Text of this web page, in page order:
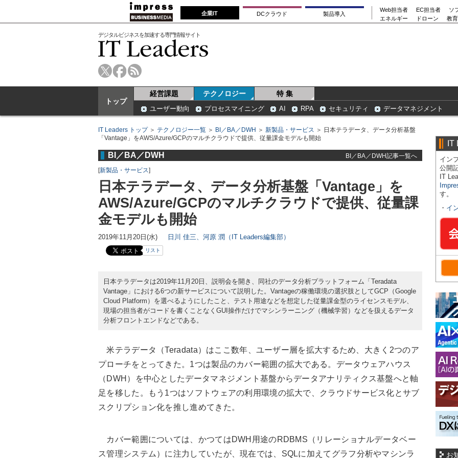
企業IT DCクラウド 製品導入
Web担当者 EC担当者
ソ
エネルギー
ドローン 教
デジタルビジネスを加速する専門情報サイト
トップ
経営課題 テクノロジー 特 集
ユーザー動向 プロセスマイニング AI RPA セキュリティ データマネジメント
IT Leaders トップ＞ テクノロジー一覧 ＞ BI／BA／DWH ＞ 新製品・サービス ＞ 日本テラデータ、データ分析基盤
「Vantage」をAWS/Azure/GCPのマルチクラウドで提供、従量課金モデルも開始
BI／BA／DWH
BI／BA／DWH記事一覧へ
[新製品・サービス]
日本テラデータ、データ分析基盤「Vantage」を
AWS/Azure/GCPのマルチクラウドで提供、従量課
金モデルも開始
2019年11月20日(水) 日川 佳三、河原 潤（IT Leaders編集部）
リスト
日本テラデータは2019年11月20日、説明会を開き、同社のデータ分析プラットフォーム「Teradata
Vantage」における6つの新サービスについて説明した。Vantageの稼働環境の選択肢としてGCP（Google
Cloud Platform）を選べるようにしたこと、テスト用途などを想定した従量課金型のライセンスモデル、
現場の担当者がコードを書くことなくGUI操作だけでマシンラーニング（機械学習）などを扱えるデータ
分析フロントエンドなどである。
米テラデータ（Teradata）はここ数年、ユーザー層を拡大するため、大きく2つのア
プローチをとってきた。1つは製品のカバー範囲の拡大である。データウェアハウス
（DWH）を中心としたデータマネジメント基盤からデータアナリティクス基盤へと軸
足を移した。もう1つはソフトウェアの利用環境の拡大で、クラウドサービス化とサブ
スクリプション化を推し進めてきた。
カバー範囲については、かつてはDWH用途のRDBMS（リレーショナルデータベー
ス管理システム）に注力していたが、現在では、SQLに加えてグラフ分析やマシンラ
IT
イン
公開
IT
す。
・ イ
お